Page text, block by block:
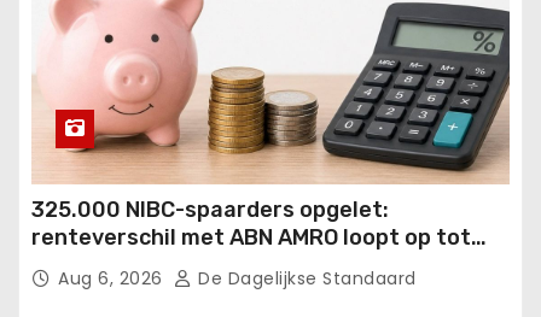
325.000 NIBC-spaarders opgelet:
renteverschil met ABN AMRO loopt op tot
€215.Aug 6, 2026 De Dagelijkse Standaard